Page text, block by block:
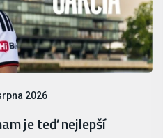
2026
je teď nejlepší